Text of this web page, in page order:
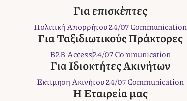
e
b
o
o
k
i
t
t
e
r
s
t
a
g
r
a
m
n
t
e
r
e
s
t
e
r
Για επισκέπτες
Πολιτική Απορρήτου24/07 Communication
Για Ταξιδιωτικούς Πράκτορες
B2B Access24/07 Communication
Για Ιδιοκτήτες Ακινήτων
Εκτίμηση Ακινήτου24/07 Communication
Η Εταιρεία μας